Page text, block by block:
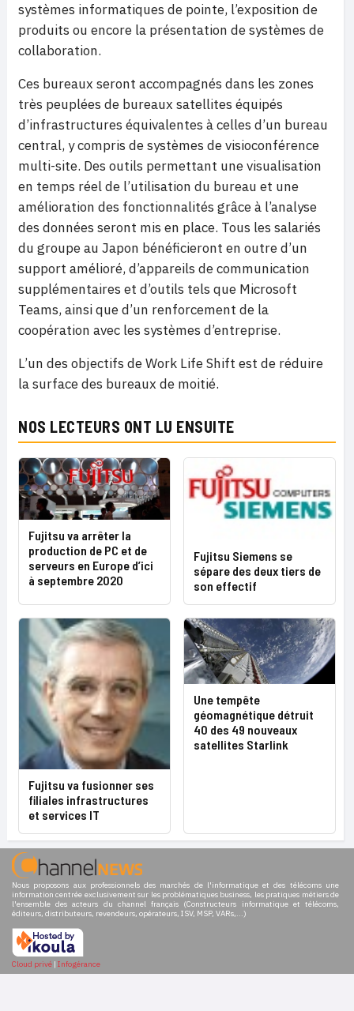
systèmes informatiques de pointe, l’exposition de
produits ou encore la présentation de systèmes de
collaboration.
Ces bureaux seront accompagnés dans les zones
très peuplées de bureaux satellites équipés
d’infrastructures équivalentes à celles d’un bureau
central, y compris de systèmes de visioconférence
multi-site. Des outils permettant une visualisation
en temps réel de l’utilisation du bureau et une
amélioration des fonctionnalités grâce à l’analyse
des données seront mis en place. Tous les salariés
du groupe au Japon bénéficieront en outre d’un
support amélioré, d’appareils de communication
supplémentaires et d’outils tels que Microsoft
Teams, ainsi que d’un renforcement de la
coopération avec les systèmes d’entreprise.
L’un des objectifs de Work Life Shift est de réduire
la surface des bureaux de moitié.
NOS LECTEURS ONT LU ENSUITE
Fujitsu va arrêter la
production de PC et de
serveurs en Europe d’ici
à septembre 2020
Fujitsu Siemens se
sépare des deux tiers de
son effectif
Fujitsu va fusionner ses
filiales infrastructures
et services IT
Une tempête
géomagnétique détruit
40 des 49 nouveaux
satellites Starlink
Nous proposons aux professionnels des marchés de l'informatique et des télécoms une
information centrée exclusivement sur les problématiques business, les pratiques métiers de
l'ensemble des acteurs du channel français (Constructeurs informatique et télécoms,
éditeurs, distributeurs, revendeurs, opérateurs, ISV, MSP, VARs,...)
Cloud privé | Infogérance